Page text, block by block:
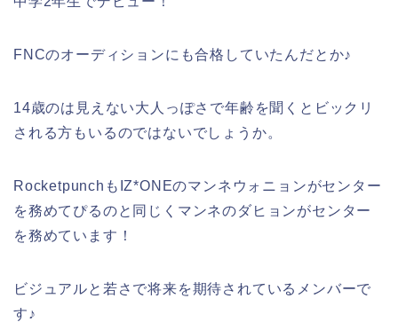
FNCのオーディションにも合格していたんだとか♪
14歳のは見えない大人っぽさで年齢を聞くとビックリ
される方もいるのではないでしょうか。
RocketpunchもIZ*ONEのマンネウォニョンがセンター
を務めてぴるのと同じくマンネのダヒョンがセンター
を務めています！
ビジュアルと若さで将来を期待されているメンバーで
す♪